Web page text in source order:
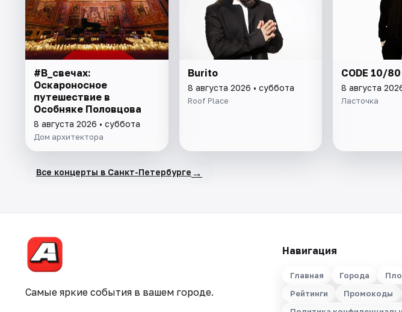
#В_свечах:
Оскароносное
путешествие в
Особняке Половцова
8 августа 2026 • суббота
Дом архитектора
Burito
8 августа 2026 • суббота
Roof Place
CODE 10/80
8 августа
Ласточка
Все концерты в Санкт-Петербурге →
Самые яркие события в вашем городе.
Навигация
Главная Города
Рейтинги
Промокоды